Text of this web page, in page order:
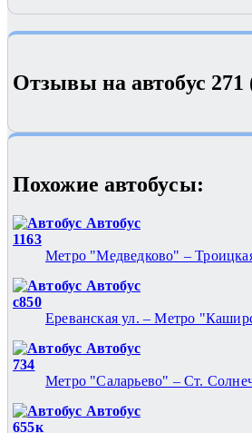
Отзывы на автобус
Похожие автобуcы:
Автобус
1163
Метро "Медведково" –
Автобус
с850
Ереванская ул. – Метро
Автобус
734
Метро "Саларьево" – Ст.
Автобус
655к